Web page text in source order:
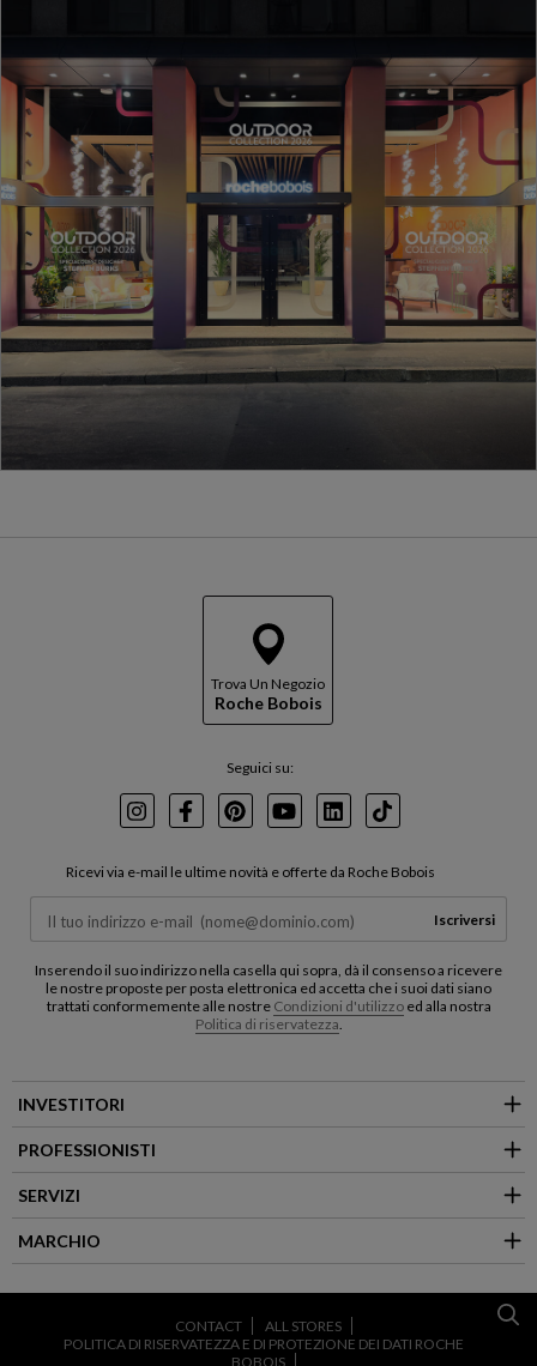
Trova Un Negozio
Roche Bobois
Seguici su:
InstagramFacebookPinterest
YoutubeLinkedInTikTok
Ricevi via e-mail le ultime novità e offerte da Roche Bobois
Iscriversi
Inserendo il suo indirizzo nella casella qui sopra, dà il consenso a ricevere
le nostre proposte per posta elettronica ed accetta che i suoi dati siano
trattati conformemente alle nostre Condizioni d'utilizzoed alla nostra
Politica di riservatezza.
INVESTITORI
PROFESSIONISTI
SERVIZI
MARCHIO
CONTACT
ALL STORES
POLITICA DI RISERVATEZZA E DI PROTEZIONE DEI DATI ROCHE
BOBOIS